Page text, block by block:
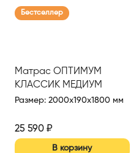
Бестселлер
Матрас ОПТИМУМ
КЛАССИК МЕДИУМ
(OPTIMUM CLASSIC
(Сер.)
Размер: 2000x190x1800 мм
25 590 ₽
В корзину